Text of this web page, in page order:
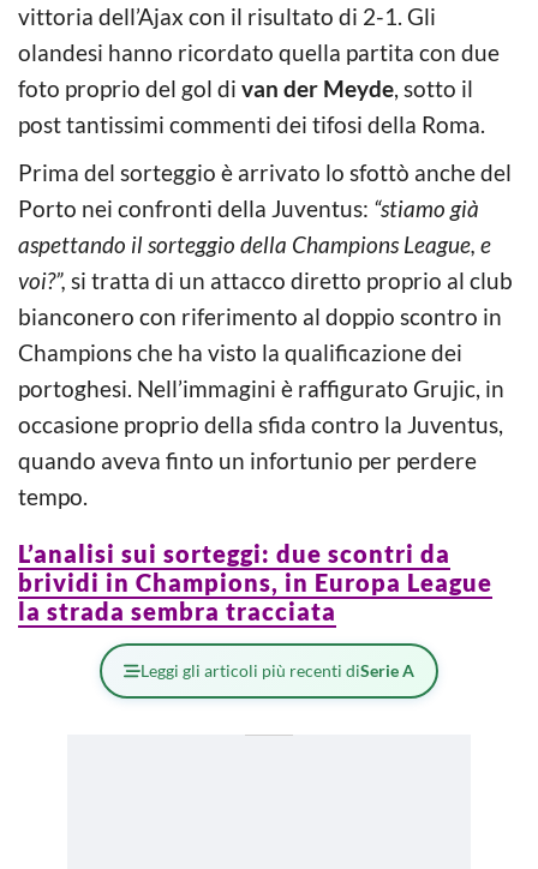
vittoria dell’Ajax con il risultato di 2-1. Gli
olandesi hanno ricordato quella partita con due
foto proprio del gol di van der Meyde, sotto il
post tantissimi commenti dei tifosi della Roma.
Prima del sorteggio è arrivato lo sfottò anche del
Porto nei confronti della Juventus: “stiamo già
aspettando il sorteggio della Champions League, e
voi?”, si tratta di un attacco diretto proprio al club
bianconero con riferimento al doppio scontro in
Champions che ha visto la qualificazione dei
portoghesi. Nell’immagini è raffigurato Grujic, in
occasione proprio della sfida contro la Juventus,
quando aveva finto un infortunio per perdere
tempo.
L’analisi sui sorteggi: due scontri da
brividi in Champions, in Europa League
la strada sembra tracciata
Leggi gli articoli più recenti diSerie A